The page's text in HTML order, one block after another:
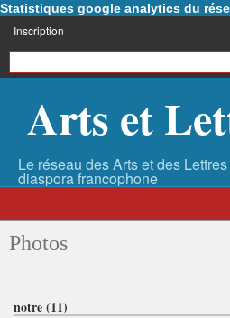
Statistiques google analytics du
Inscription
Arts et
Photos
notre (11)